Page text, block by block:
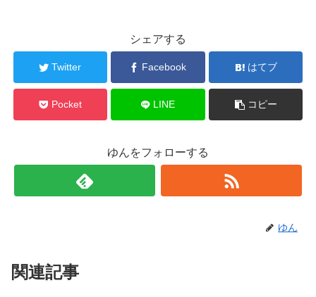
シェアする
Twitter Facebook はてブ
Pocket LINE コピー
ゆんをフォローする
ゆん
関連記事